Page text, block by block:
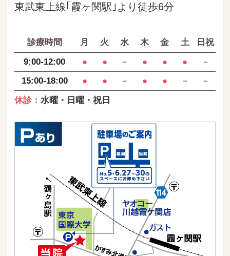
東武東上線｢霞ヶ関駅｣より徒歩6分
休診： 水曜・日曜・祝日
診療時間 月 火 水 木 金 土
日祝
9:00-12:00
● ● － ● ● ●
－
15:00-18:00
● ● － ● ● － －